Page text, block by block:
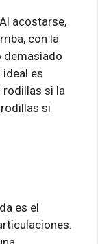
acostarse,
con la
demasiado
ideal es
si la
si
es el